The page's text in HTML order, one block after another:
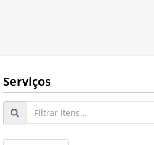
Serviços